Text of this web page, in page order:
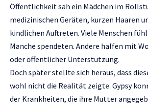
Öffentlichkeit sah ein Mädchen im
medizinischen Geräten, kurzen Haaren
kindlichen Auftreten. Viele Menschen
Manche spendeten. Andere halfen mit
oder öffentlicher Unterstützung.
Doch später stellte sich heraus, dass
wohl nicht die Realität zeigte. Gypsy
der Krankheiten, die ihre Mutter